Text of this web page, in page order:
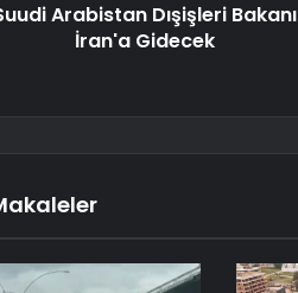
Arabistan Dışişleri Bakanı
İran'a Gidecek